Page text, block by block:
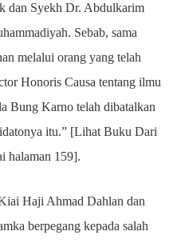
dan Syekh Dr. Abdulkarim
Sebab, sama
melalui orang yang telah
Honoris Causa tentang ilmu
Bung Karno telah dibatalkan
itu.” [Lihat Buku Dari
halaman 159].
Haji Ahmad Dahlan dan
berpegang kepada salah